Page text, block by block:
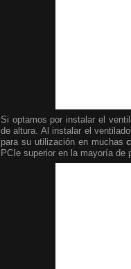
Si optamos por instalar el
de altura. Al instalar el
para su utilización en muchas
PCIe superior en la mayoría de